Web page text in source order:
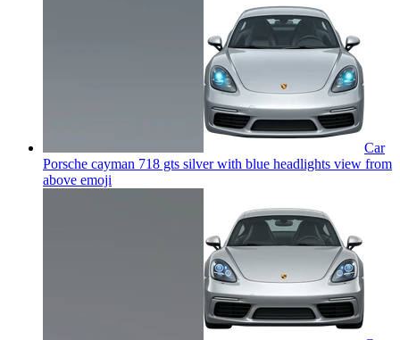
Car
Porsche cayman 718 gts silver with blue headlights view from
above emoji